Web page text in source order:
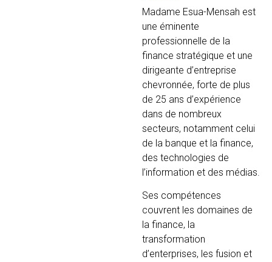
Madame Esua-Mensah est
une éminente
professionnelle de la
finance stratégique et une
dirigeante d’entreprise
chevronnée, forte de plus
de 25 ans d’expérience
dans de nombreux
secteurs, notamment celui
de la banque et la finance,
des technologies de
l’information et des médias.
Ses compétences
couvrent les domaines de
la finance, la
transformation
d’enterprises, les fusion et